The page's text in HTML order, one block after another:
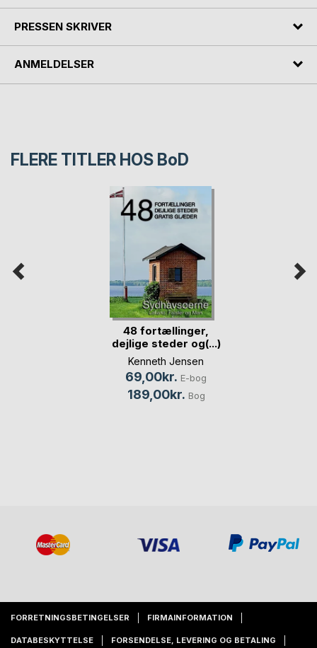
PRESSEN SKRIVER
ANMELDELSER
FLERE TITLER HOS BoD
48 fortællinger,
dejlige steder og(...)
Kenneth Jensen
69,00kr. E-bog
189,00kr. Bog
FORRETNINGSBETINGELSER FIRMAINFORMATION
DATABESKYTTELSE FORSENDELSE, LEVERING OG BETALING